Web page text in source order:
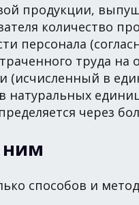
продукции,
количество
персонала
труда
в
через
ним
способов и